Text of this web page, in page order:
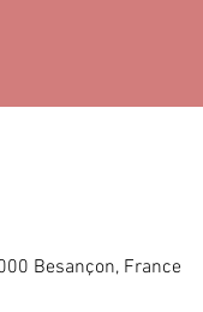
Besançon, France